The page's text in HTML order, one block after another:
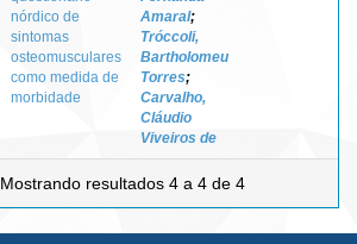
nórdico de
sintomas
osteomusculares
como medida de
morbidade
Amaral;
Tróccoli,
Bartholomeu
Torres;
Carvalho,
Cláudio
Viveiros de
Mostrando resultados 4 a 4 de 4